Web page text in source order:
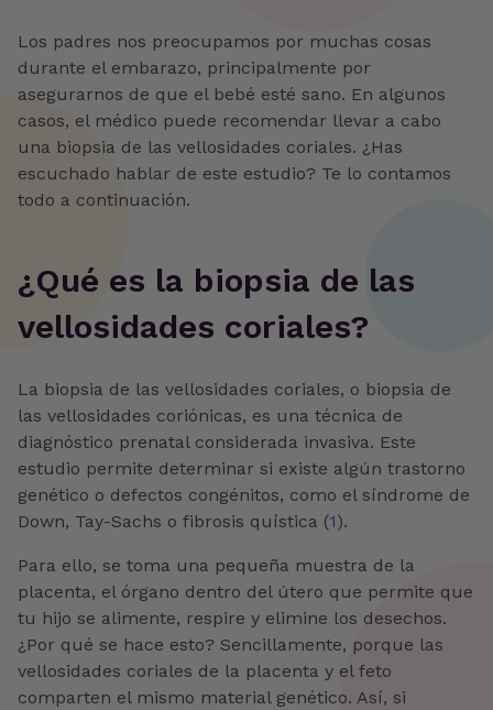
Los padres nos preocupamos por muchas cosas
durante el embarazo, principalmente por
asegurarnos de que el bebé esté sano. En algunos
casos, el médico puede recomendar llevar a cabo
una biopsia de las vellosidades coriales. ¿Has
escuchado hablar de este estudio? Te lo contamos
todo a continuación.
‍¿Qué es la biopsia de las
vellosidades coriales?
La biopsia de las vellosidades coriales, o biopsia de
las vellosidades coriónicas, es una técnica de
diagnóstico prenatal considerada invasiva. Este
estudio permite determinar si existe algún trastorno
genético o defectos congénitos, como el síndrome de
Down, Tay-Sachs o fibrosis quística (1).
Para ello, se toma una pequeña muestra de la
placenta, el órgano dentro del útero que permite que
tu hijo se alimente, respire y elimine los desechos.
¿Por qué se hace esto? Sencillamente, porque las
vellosidades coriales de la placenta y el feto
comparten el mismo material genético. Así, si